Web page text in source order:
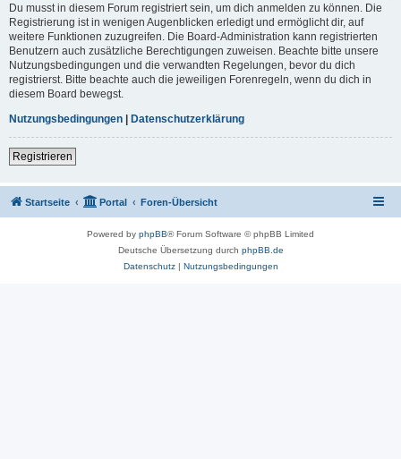
Du musst in diesem Forum registriert sein, um dich anmelden zu können. Die
Registrierung ist in wenigen Augenblicken erledigt und ermöglicht dir, auf
weitere Funktionen zuzugreifen. Die Board-Administration kann registrierten
Benutzern auch zusätzliche Berechtigungen zuweisen. Beachte bitte unsere
Nutzungsbedingungen und die verwandten Regelungen, bevor du dich
registrierst. Bitte beachte auch die jeweiligen Forenregeln, wenn du dich in
diesem Board bewegst.
Nutzungsbedingungen | Datenschutzerklärung
Registrieren
Startseite Portal Foren-Übersicht
Powered by phpBB® Forum Software © phpBB Limited
Deutsche Übersetzung durch phpBB.de
Datenschutz| Nutzungsbedingungen